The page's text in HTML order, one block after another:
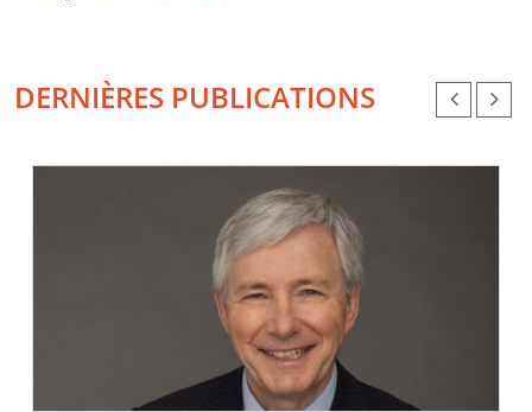
DERNIÈRES PUBLICATIONS